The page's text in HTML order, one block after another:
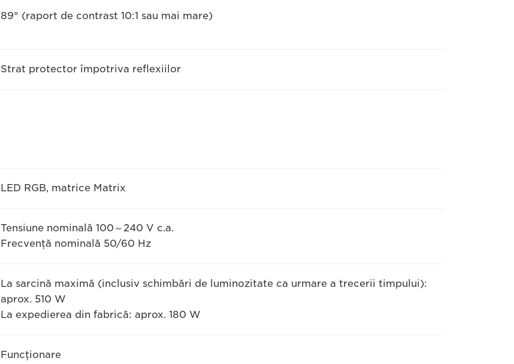
89° (raport de contrast 10:1 sau mai mare)
Strat protector împotriva reflexiilor
LED RGB, matrice Matrix
Tensiune nominală 100～240 V c.a.
Frecvenţă nominală 50/60 Hz
La sarcină maximă (inclusiv schimbări de luminozitate ca urmare a trecerii timpului):
aprox. 510 W
La expedierea din fabrică: aprox. 180 W
Funcţionare